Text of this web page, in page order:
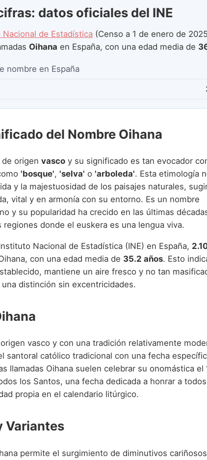
datos oficiales del INE
de Estadística (Censo a 1 de enero de
Oihana en España, con una edad media de
nombre en España
del Nombre Oihana
de origen vasco y su significado es tan evocador
'bosque', 'selva' o 'arboleda'. Esta etimología
y la majestuosidad de los paisajes naturales,
vital y en armonía con su entorno. Es un nombre
y su popularidad ha crecido en las últimas
donde el euskera es una lengua viva.
Nacional de Estadística (INE) en España,
con una edad media de 35.2 años. Esto
mantiene un aire fresco y no tan
distinción sin excentricidades.
vasco y con una tradición relativamente
santoral católico tradicional con una fecha
llamadas Oihana suelen celebrar su onomástica el
los Santos, una fecha dedicada a honrar a
propia en el calendario litúrgico.
Variantes
permite el surgimiento de diminutivos